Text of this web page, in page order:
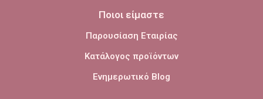
Ποιοι είμαστε
Παρουσίαση Εταιρίας
Κατάλογος προϊόντων
Ενημερωτικό Blog